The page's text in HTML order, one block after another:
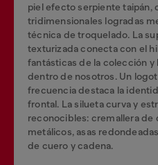
piel efecto serpiente taipán,
tridimensionales logradas
técnica de troquelado. La
texturizada conecta con el
fantásticas de la colección y
dentro de nosotros. Un
frecuencia destaca la
frontal. La silueta curva y
reconocibles: cremallera de
metálicos, asas
de cuero y cadena.